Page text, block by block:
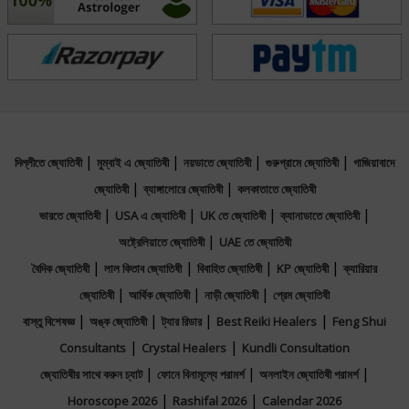
দিল্লীতে জ্যোতিষী | মুম্বাই এ জ্যোতিষী | নয়ডাতে জ্যোতিষী | গুরুগ্রামে জ্যোতিষী | গাজিয়াবাদে
জ্যোতিষী | ব্যাঙ্গালোরে জ্যোতিষী | কলকাতাতে জ্যোতিষী
ভারতে জ্যোতিষী | USA এ জ্যোতিষী | UK তে জ্যোতিষী | ক্যানাডাতে জ্যোতিষী |
অষ্ট্রেলিয়াতে জ্যোতিষী | UAE তে জ্যোতিষী
বৈদিক জ্যোতিষী | লাল কিতাব জ্যোতিষী| বিবাহিত জ্যোতিষী | KP জ্যোতিষী | ক্যারিয়ার
জ্যোতিষী | আর্থিক জ্যোতিষী | নাড়ী জ্যোতিষী | প্রেম জ্যোতিষী
বাস্তু বিশেষজ্ঞ | অঙ্ক জ্যোতিষী |ট্যার রিডার | Best Reiki Healers | Feng Shui
Consultants | Crystal Healers | Kundli Consultation
জ্যোতিষীর সাথে করুন চ্যাট | ফোনে বিনামূল্যে পরামর্শ | অনলাইন জ্যোতিষী পরামর্শ |
Horoscope 2026| Rashifal 2026| Calendar 2026